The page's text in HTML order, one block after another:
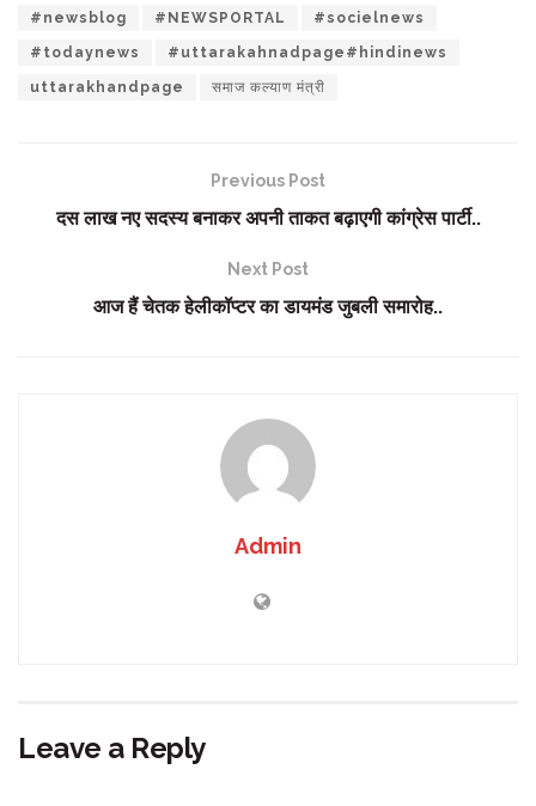
#newsblog #NEWSPORTAL #socielnews
#todaynews #uttarakahnadpage#hindinews
uttarakhandpage समाज कल्याण मंत्री
Previous Post
दस लाख नए सदस्य बनाकर अपनी ताकत बढ़ाएगी कांग्रेस पार्टी..
Next Post
आज हैं चेतक हेलीकॉप्टर का डायमंड जुबली समारोह..
Admin
Leave a Reply